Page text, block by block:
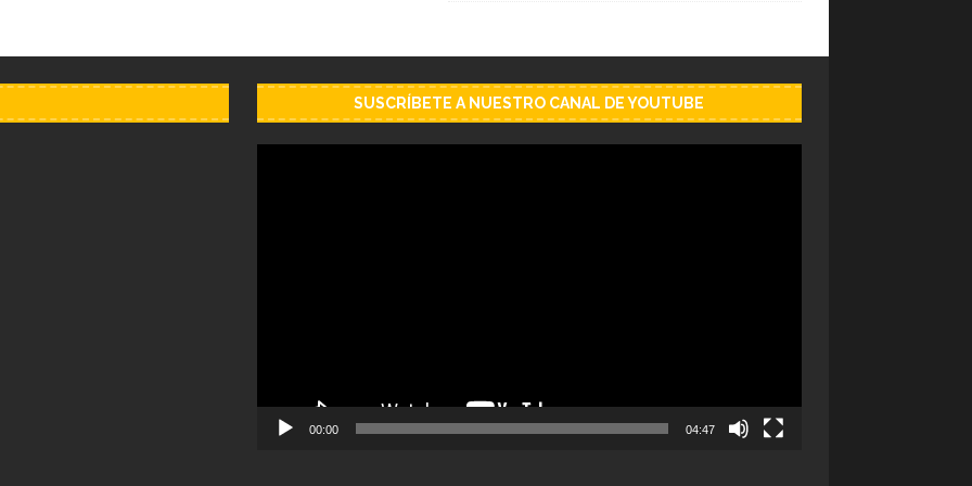
SUSCRÍBETE A NUESTRO CANAL DE YOUTUBE
00:00 04:47